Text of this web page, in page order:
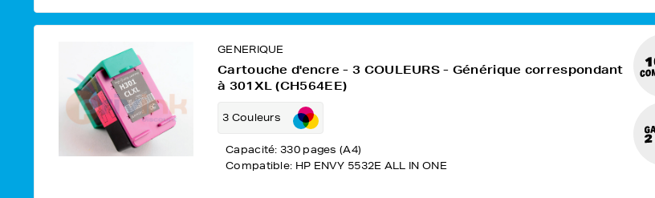
GENERIQUE
Cartouche d'encre - 3 COULEURS - Générique correspondant
à 301XL (CH564EE)
3 Couleurs
Capacité: 330 pages (A4)
Compatible: HP ENVY 5532E ALL IN ONE